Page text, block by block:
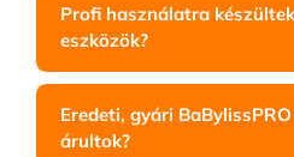
Profi használatra
eszközök?
Eredeti, gyári
árultok?